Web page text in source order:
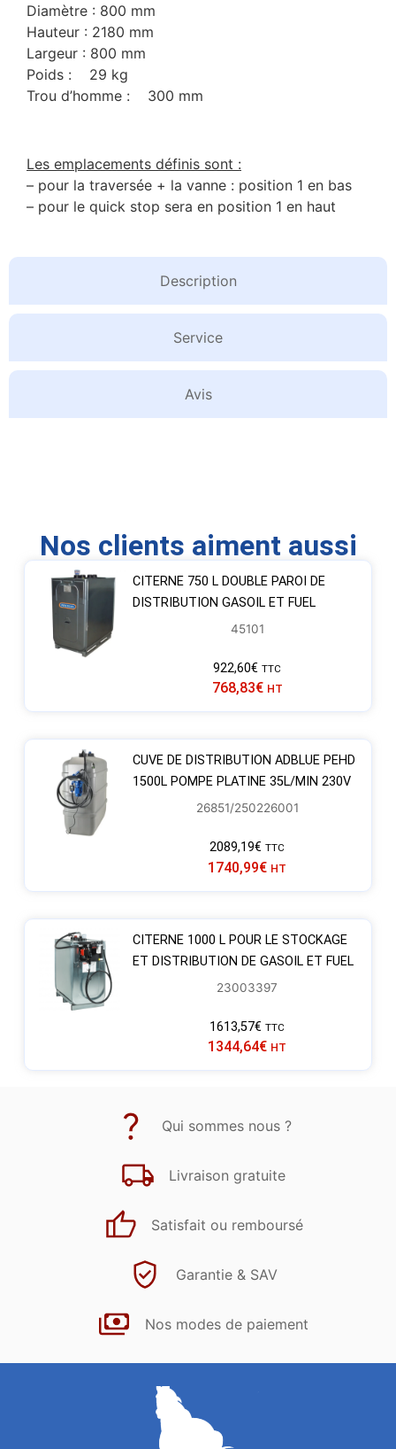
Description
Service
Avis
Diamètre : 800 mm
Hauteur : 2180 mm
Largeur : 800 mm
Poids : 29 kg
Trou d’homme : 300 mm
Les emplacements définis sont :
– pour la traversée + la vanne : position 1 en bas
– pour le quick stop sera en position 1 en haut
Nos clients aiment aussi
CITERNE 750 L DOUBLE PAROI DE
DISTRIBUTION GASOIL ET FUEL
45101
922,60€ TTC
768,83€ HT
CUVE DE DISTRIBUTION ADBLUE PEHD
1500L POMPE PLATINE 35L/MIN 230V
26851/250226001
2089,19€ TTC
1740,99€ HT
CITERNE 1000 L POUR LE STOCKAGE
ET DISTRIBUTION DE GASOIL ET FUEL
23003397
1613,57€ TTC
1344,64€ HT
Qui sommes nous ?
Livraison gratuite
Satisfait ou remboursé
Garantie & SAV
Nos modes de paiement